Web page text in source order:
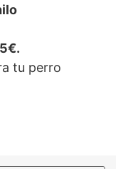
tu perro